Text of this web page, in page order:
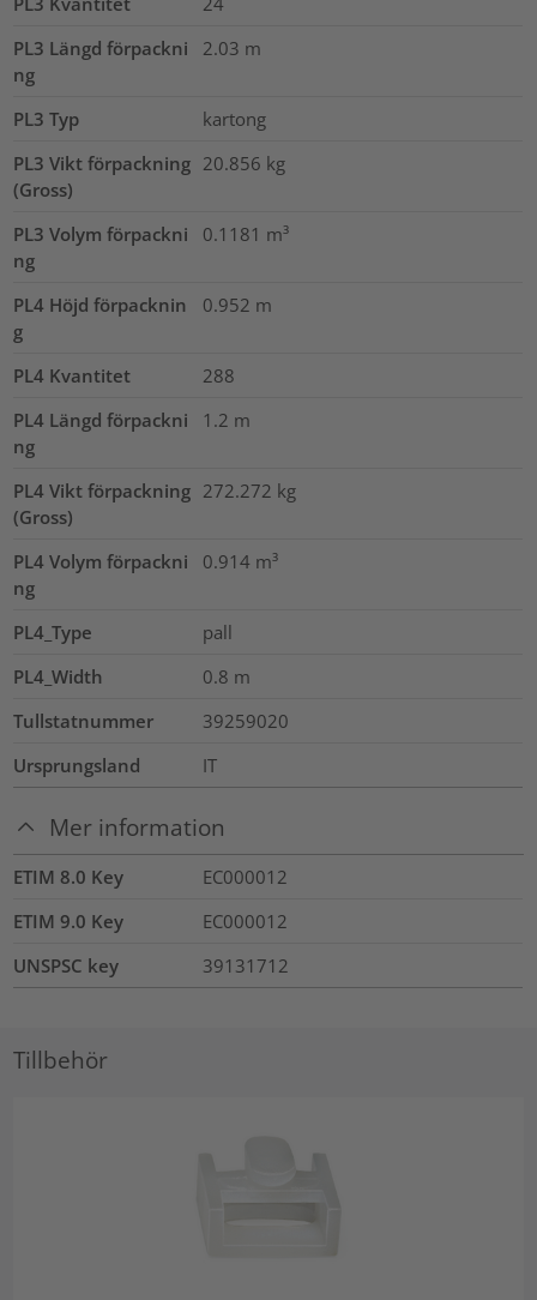
PL3 Längd förpackni
ng
2.03 m
PL3 Typ
kartong
PL3 Vikt förpackning
(Gross)
20.856 kg
PL3 Volym förpackni
ng
0.1181 m³
PL4 Höjd förpacknin
g
0.952 m
PL4 Kvantitet
288
PL4 Längd förpackni
ng
1.2 m
PL4 Vikt förpackning
(Gross)
272.272 kg
PL4 Volym förpackni
ng
0.914 m³
PL4_Type
pall
PL4_Width
0.8 m
Tullstatnummer
39259020
Ursprungsland
IT
Mer information
ETIM 8.0 Key
EC000012
ETIM 9.0 Key
EC000012
UNSPSC key
39131712
Tillbehör